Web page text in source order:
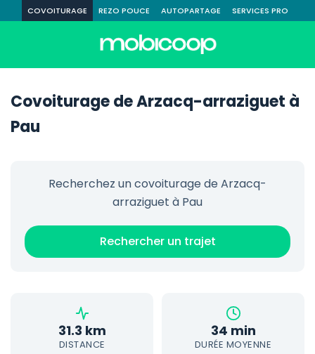
COVOITURAGE REZO POUCE AUTOPARTAGE SERVICES PRO
Covoiturage de Arzacq-arraziguet à
Pau
Recherchez un covoiturage de Arzacq-
arraziguet à Pau
Rechercher un trajet
31.3 km
DISTANCE
34 min
DURÉE MOYENNE